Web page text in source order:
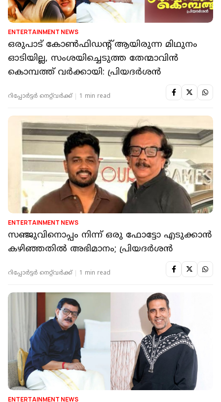
ENTERTAINMENT NEWS
ഒരുപാട് കോൺഫിഡന്റ് ആയിരുന്ന മിഥുനം
ഓടിയില്ല, സംശയിച്ചെടുത്ത തേന്മാവിൻ
കൊമ്പത്ത് വർക്കായി: പ്രിയദർശൻ
റിപ്പോർട്ടർ നെറ്റ്‌വര്‍ക്ക്‌ 1 min read
ENTERTAINMENT NEWS
സഞ്ജുവിനൊപ്പം നിന്ന് ഒരു ഫോട്ടോ എടുക്കാൻ
കഴിഞ്ഞതിൽ അഭിമാനം; പ്രിയദർശൻ
റിപ്പോർട്ടർ നെറ്റ്‌വര്‍ക്ക്‌ 1 min read
ENTERTAINMENT NEWS